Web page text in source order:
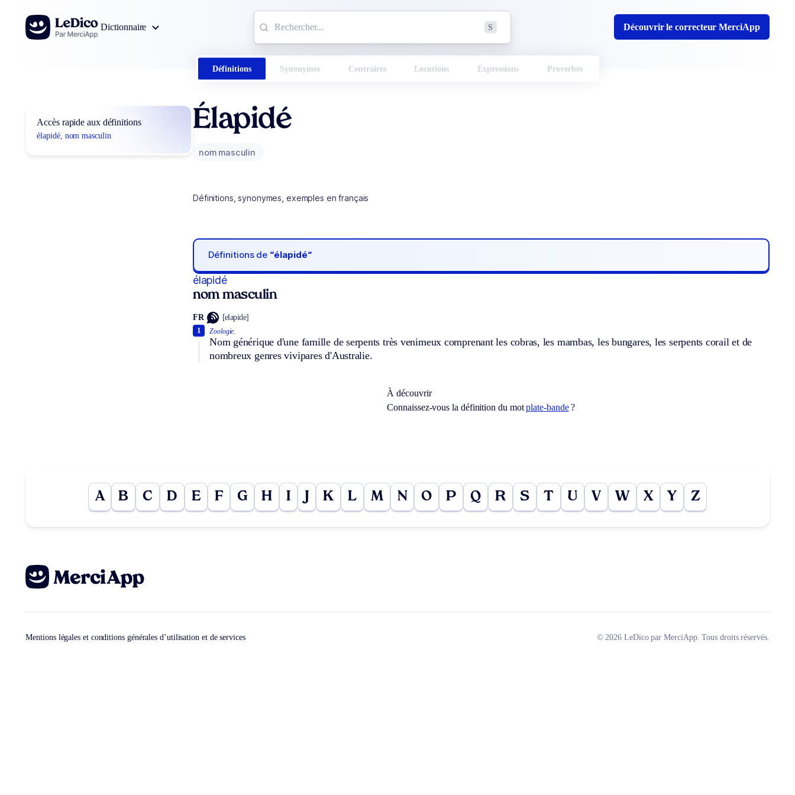
Aller au contenu
Dictionnaire
S Découvrir le correcteur MerciApp
Définitions Synonymes Contraires Locutions Expressions Proverbes
Accès rapide aux définitions
élapidé, nom masculin
Élapidé
nom masculin
Définitions, synonymes, exemples en français
Définitions de “élapidé“
élapidé
nom masculin
FR [elapide]
Zoologie.
Nom générique d'une famille de serpents très venimeux comprenant les cobras, les mambas, les bungares, les serpents corail et de
nombreux genres vivipares d'Australie.
1
À découvrir
Connaissez-vous la définition du motplate-bande?
A B C D E F G H I K L M N O P Q R S T U V W X Y Z
Mentions légales et conditions générales d’utilisation et de services © 2026 LeDico par MerciApp. Tous droits réservés.